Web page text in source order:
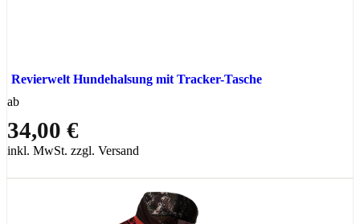
Revierwelt Hundehalsung mit Tracker-Tasche
ab
34,00 €
inkl. MwSt. zzgl. Versand